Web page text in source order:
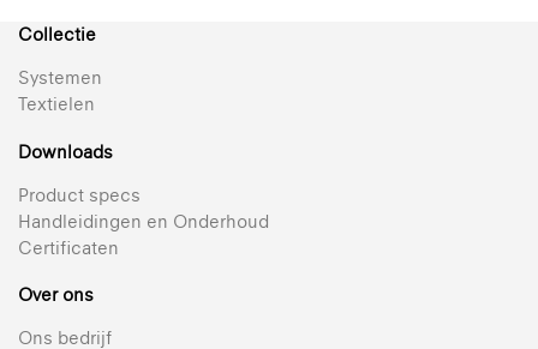
Collectie
Systemen
Textielen
Downloads
Product specs
Handleidingen en Onderhoud
Certificaten
Over ons
Ons bedrijf